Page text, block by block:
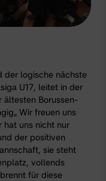
der logische nächste
U17, leitet in der
ältesten Borussen-
Wir freuen uns
hat uns nicht nur
der positiven
sie steht
vollends
für diese